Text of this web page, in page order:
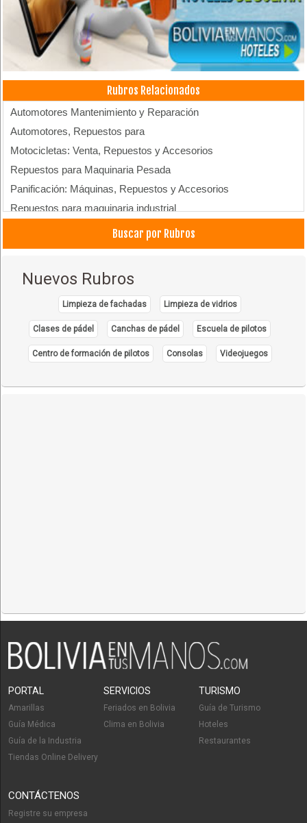
Rubros Relacionados
Automotores Mantenimiento y Reparación
Automotores, Repuestos para
Motocicletas: Venta, Repuestos y Accesorios
Repuestos para Maquinaria Pesada
Panificación: Máquinas, Repuestos y Accesorios
Repuestos para maquinaria industrial
Repuestos para Bicicletas
Repuestos para Automóviles
Buscar por Rubros
Nuevos Rubros
Limpieza de fachadas Limpieza de vidrios
Clases de pádel Canchas de pádel Escuela de pilotos
Centro de formación de pilotos Consolas Videojuegos
PORTAL
Amarillas
Guía Médica
Guía de la Industria
Tiendas Online Delivery
SERVICIOS
Feriados en Bolivia
Clima en Bolivia
TURISMO
Guía de Turismo
Hoteles
Restaurantes
CONTÁCTENOS
Registre su empresa